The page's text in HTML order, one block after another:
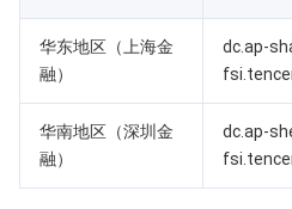
数智医疗影像平台
智能预问诊
API
智能顾问
开发者工具
云原生构建
云开发 CloudBase
监控与运维
华东地区（上海金
融）
dc.ap-
华南地区（深圳金
融）
dc.ap-